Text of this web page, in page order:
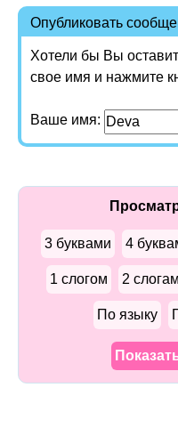
Опубликовать
Хотели бы Вы
свое имя и нажмите
Ваше имя:
3 буквами 4
1 слогом 2
По языку